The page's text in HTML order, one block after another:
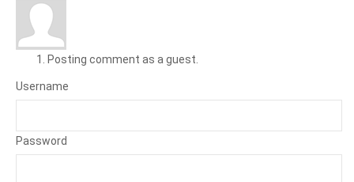
Posting comment as a guest.
Username
Password